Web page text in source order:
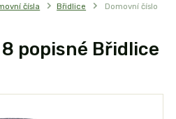
čísla Břidlice
Domovní číslo
popisné Břidlice